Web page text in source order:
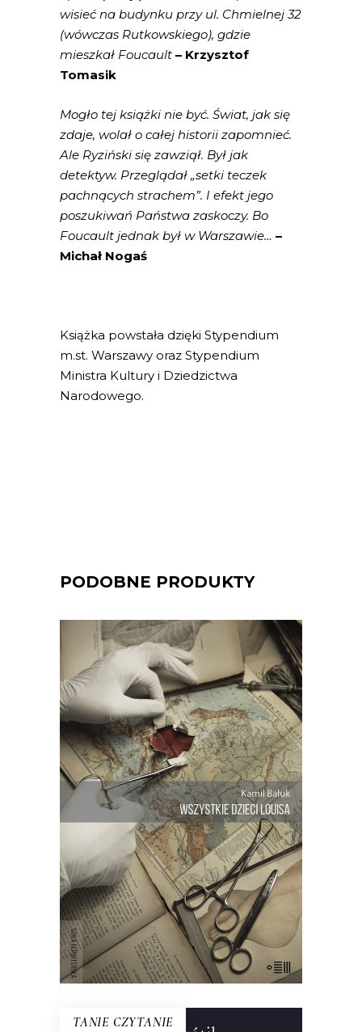
wisieć na budynku przy ul. Chmielnej 32
(wówczas Rutkowskiego), gdzie
mieszkał Foucault – Krzysztof
Tomasik
Mogło tej książki nie być. Świat, jak się
zdaje, wolał o całej historii zapomnieć.
Ale Ryziński się zawziął. Był jak
detektyw. Przeglądał „setki teczek
pachnących strachem”. I efekt jego
poszukiwań Państwa zaskoczy. Bo
Foucault jednak był w Warszawie… –
Michał Nogaś
Książka powstała dzięki Stypendium
m.st. Warszawy oraz Stypendium
Ministra Kultury i Dziedzictwa
Narodowego.
PODOBNE PRODUKTY
E-BOOK DO KOSZYKA
WSZYSTKIE DZIECI LOUISA
Trudna do uwierzenia opowieść z
małego kraju, gdzie żyją ponad dwie
setki braci i sióstr. Opowieść o lekarzu,
który chciał być Bogiem, i o
anonimowym dawcy nasienia, który
ukrywał tożsamość oraz genetyczną
tajemnicę…
TANIE CZYTANIE